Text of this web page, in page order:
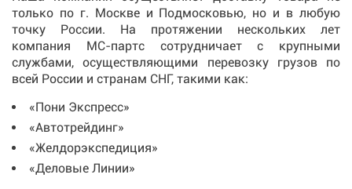
только по г. Москве и Подмосковью, но и в любую
точку России. На протяжении нескольких лет
компания МС-партс сотрудничает с крупными
службами, осуществляющими перевозку грузов по
всей России и странам СНГ, такими как:
«Пони Экспресс»
«Автотрейдинг»
«Желдорэкспедиция»
«Деловые Линии»